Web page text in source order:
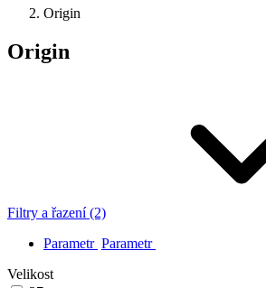
Origin
Origin
Filtry a řazení (2)
Parametr Parametr
Velikost